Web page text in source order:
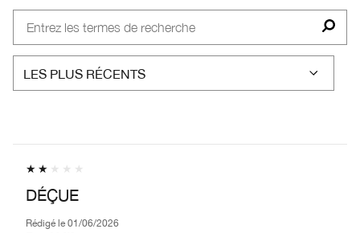
DÉÇUE
Rédigé le 01/06/2026